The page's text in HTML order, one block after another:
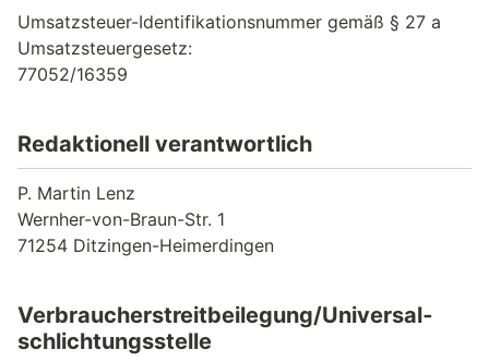
Umsatzsteuer-Identifikationsnummer gemäß § 27 a
Umsatzsteuergesetz:
77052/16359
Redaktionell verantwortlich
P. Martin Lenz
Wernher-von-Braun-Str. 1
71254 Ditzingen-Heimerdingen
Verbraucher­streit­beilegung/Universal­
schlichtungs­stelle